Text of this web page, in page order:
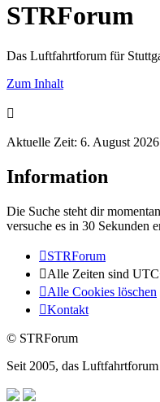
STRForum
Das Luftfahrtforum für
Zum Inhalt
Aktuelle Zeit: 6. August
Information
Die Suche steht dir
versuche es in 30 Sekunden
STRForum
Alle Zeiten sind
Alle Cookies löschen
Kontakt
© STRForum
Seit 2005, das